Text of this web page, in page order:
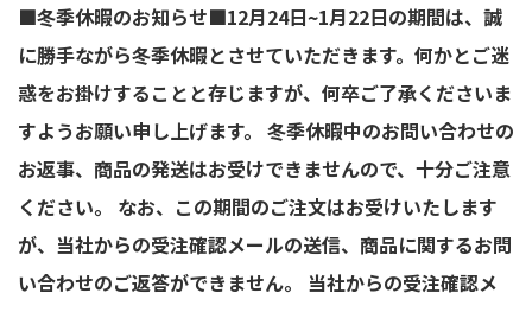
■冬季休暇のお知らせ■12月24日~1月22日の期間は、誠
に勝手ながら冬季休暇とさせていただきます。何かとご迷
惑をお掛けすることと存じますが、何卒ご了承くださいま
すようお願い申し上げます。 冬季休暇中のお問い合わせの
お返事、商品の発送はお受けできませんので、十分ご注意
ください。 なお、この期間のご注文はお受けいたします
が、当社からの受注確認メールの送信、商品に関するお問
い合わせのご返答ができません。 当社からの受注確認メ